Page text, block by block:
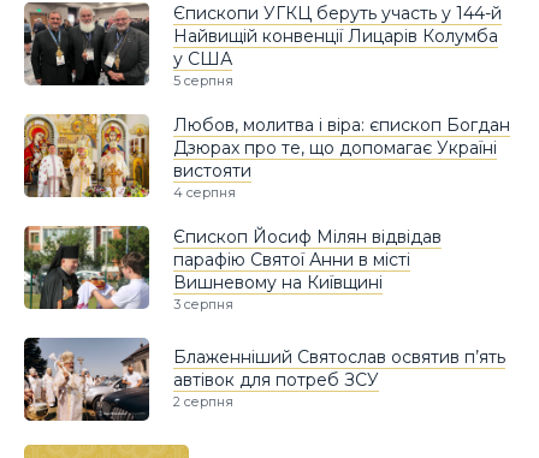
Єпископи УГКЦ беруть участь у 144-й
Найвищій конвенції Лицарів Колумба
у США
5 серпня
Любов, молитва і віра: єпископ Богдан
Дзюрах про те, що допомагає Україні
вистояти
4 серпня
Єпископ Йосиф Мілян відвідав
парафію Святої Анни в місті
Вишневому на Київщині
3 серпня
Блаженніший Святослав освятив п’ять
автівок для потреб ЗСУ
2 серпня